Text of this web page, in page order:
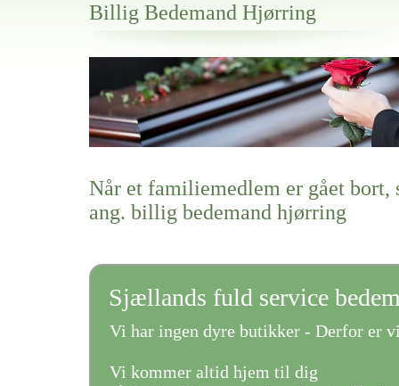
Billig Bedemand Hjørring
Her hos os får du altid en god afslutning når det gælder
Billig Bedemand Hjørring
vi hjælper i alle faser af begravelsel
Når et familiemedlem er gået bort,
ang. billig bedemand hjørring
Sjællands fuld service
Vi har ingen dyre butikker - Derfor er
Vi kommer altid hjem til dig